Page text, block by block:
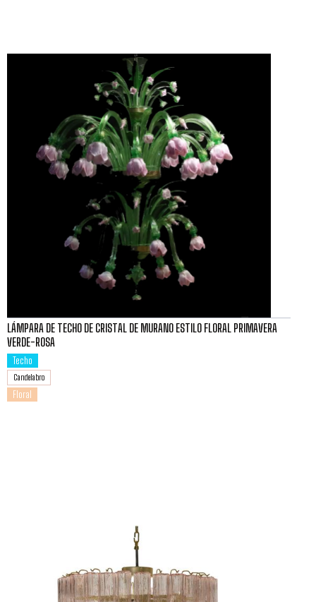
LÁMPARA DE TECHO DE CRISTAL DE MURANO ESTILO FLORAL PRIMAVERA
VERDE-ROSA
Techo
Candelabro
Floral